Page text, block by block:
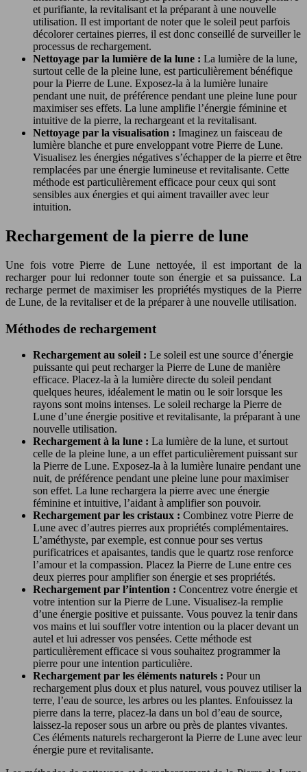
et purifiante, la revitalisant et la préparant à une nouvelle
utilisation. Il est important de noter que le soleil peut parfois
décolorer certaines pierres, il est donc conseillé de surveiller le
processus de rechargement.
Nettoyage par la lumière de la lune : La lumière de la lune,
surtout celle de la pleine lune, est particulièrement bénéfique
pour la Pierre de Lune. Exposez-la à la lumière lunaire
pendant une nuit, de préférence pendant une pleine lune pour
maximiser ses effets. La lune amplifie l’énergie féminine et
intuitive de la pierre, la rechargeant et la revitalisant.
Nettoyage par la visualisation : Imaginez un faisceau de
lumière blanche et pure enveloppant votre Pierre de Lune.
Visualisez les énergies négatives s’échapper de la pierre et être
remplacées par une énergie lumineuse et revitalisante. Cette
méthode est particulièrement efficace pour ceux qui sont
sensibles aux énergies et qui aiment travailler avec leur
intuition.
Rechargement de la pierre de lune
Une fois votre Pierre de Lune nettoyée, il est important de la
recharger pour lui redonner toute son énergie et sa puissance. La
recharge permet de maximiser les propriétés mystiques de la Pierre
de Lune, de la revitaliser et de la préparer à une nouvelle utilisation.
Méthodes de rechargement
Rechargement au soleil : Le soleil est une source d’énergie
puissante qui peut recharger la Pierre de Lune de manière
efficace. Placez-la à la lumière directe du soleil pendant
quelques heures, idéalement le matin ou le soir lorsque les
rayons sont moins intenses. Le soleil recharge la Pierre de
Lune d’une énergie positive et revitalisante, la préparant à une
nouvelle utilisation.
Rechargement à la lune : La lumière de la lune, et surtout
celle de la pleine lune, a un effet particulièrement puissant sur
la Pierre de Lune. Exposez-la à la lumière lunaire pendant une
nuit, de préférence pendant une pleine lune pour maximiser
son effet. La lune rechargera la pierre avec une énergie
féminine et intuitive, l’aidant à amplifier son pouvoir.
Rechargement par les cristaux : Combinez votre Pierre de
Lune avec d’autres pierres aux propriétés complémentaires.
L’améthyste, par exemple, est connue pour ses vertus
purificatrices et apaisantes, tandis que le quartz rose renforce
l’amour et la compassion. Placez la Pierre de Lune entre ces
deux pierres pour amplifier son énergie et ses propriétés.
Rechargement par l’intention : Concentrez votre énergie et
votre intention sur la Pierre de Lune. Visualisez-la remplie
d’une énergie positive et puissante. Vous pouvez la tenir dans
vos mains et lui souffler votre intention ou la placer devant un
autel et lui adresser vos pensées. Cette méthode est
particulièrement efficace si vous souhaitez programmer la
pierre pour une intention particulière.
Rechargement par les éléments naturels : Pour un
rechargement plus doux et plus naturel, vous pouvez utiliser la
terre, l’eau de source, les arbres ou les plantes. Enfouissez la
pierre dans la terre, placez-la dans un bol d’eau de source,
laissez-la reposer sous un arbre ou près de plantes vivantes.
Ces éléments naturels rechargeront la Pierre de Lune avec leur
énergie pure et revitalisante.